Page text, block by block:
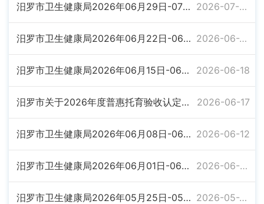
汨罗市卫生健康局2026年06月29日-07月03日卫生行政许可信息公示 2026-07-03
汨罗市卫生健康局2026年06月22日-06月26日卫生行政许可信息公示 2026-06-26
汨罗市卫生健康局2026年06月15日-06月18日卫生行政许可信息公示 2026-06-18
汨罗市关于2026年度普惠托育验收认定结果的情况公示 2026-06-17
汨罗市卫生健康局2026年06月08日-06月12日卫生行政许可信息公示 2026-06-12
汨罗市卫生健康局2026年06月01日-06月05日卫生行政许可信息公示 2026-06-05
汨罗市卫生健康局2026年05月25日-05月29日卫生行政许可信息公示 2026-05-29